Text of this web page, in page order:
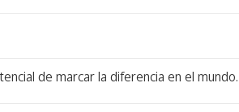
de marcar la diferencia en el mundo.